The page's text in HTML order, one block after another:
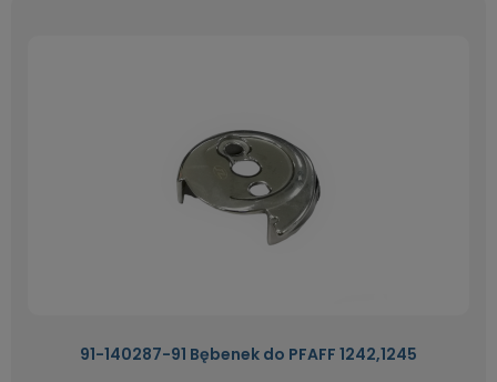
91-140287-91 Bębenek do PFAFF 1242,1245